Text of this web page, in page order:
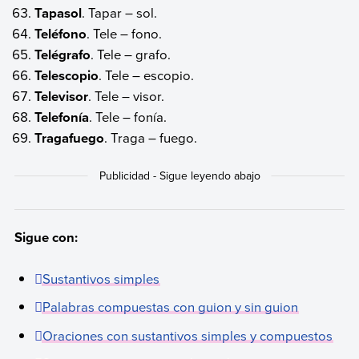
Tapasol. Tapar – sol.
Teléfono. Tele – fono.
Telégrafo. Tele – grafo.
Telescopio. Tele – escopio.
Televisor. Tele – visor.
Telefonía. Tele – fonía.
Tragafuego. Traga – fuego.
Sigue con:
Sustantivos simples
Palabras compuestas con guion y sin guion
Oraciones con sustantivos simples y compuestos